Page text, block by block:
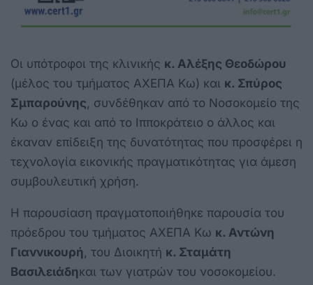
Οι υπότροφοι της κλινικής κ. Αλέξης Θεοδώρου
(μέλος του τμήματος ΑΧΕΠΑ Κω) και κ. Σπύρος
Σμπαρούνης , συνδέθηκαν από το Νοσοκομείο της
Κω ο ένας και από το Ιπποκράτειο ο άλλος και
έκαναν επίδειξη της δυνατότητας που προσφέρει η
τεχνολογία εικονικής πραγματικότητας για άμεση
συμβουλευτική χρήση.
Η παρουσίαση πραγματοποιήθηκε παρουσία του
πρόεδρου του τμήματος ΑΧΕΠΑ Κω κ. Αντώνη
Γιαννικουρή , του Διοικητή κ. Σταμάτη
Βασιλειάδηκαι των γιατρών του νοσοκομείου.